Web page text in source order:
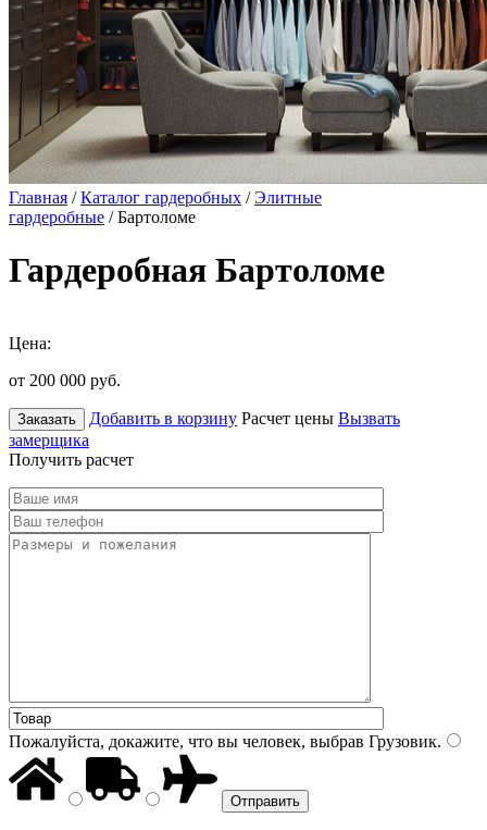
Главная /Каталог гардеробных /Элитные
гардеробные / Бартоломе
Гардеробная Бартоломе
Цена:
от 200 000 руб.
Заказать Добавить в корзину Расчет цены Вызвать
замерщика
Получить расчет
Пожалуйста, докажите, что вы человек, выбрав Грузовик.